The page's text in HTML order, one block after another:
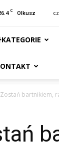
C Olkusz
KATEGORIE
bartnikiem,